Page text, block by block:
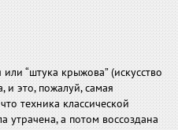
“штука крыжова” (искусство
и это, пожалуй, самая
техника классической
утрачена, а потом воссоздана